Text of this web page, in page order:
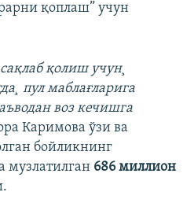
қоплаш” учун
қолиш учун¸
пул маблағларига
воз кечишга
Каримова ўзи ва
бойликнинг
музлатилган 686 миллион